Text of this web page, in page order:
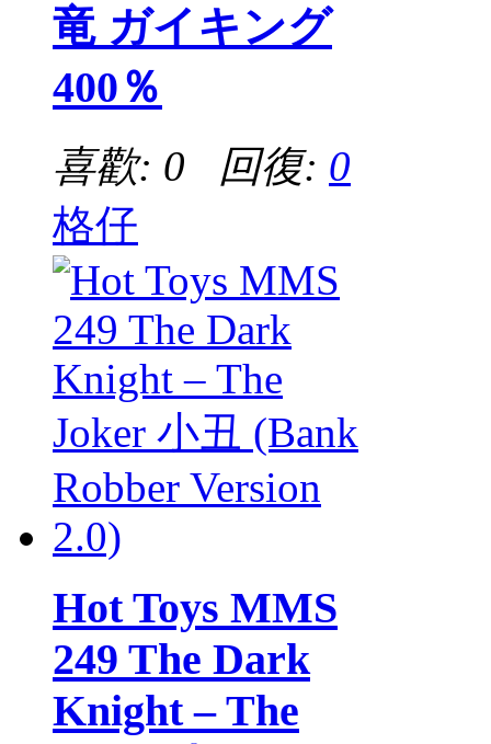
竜 ガイキング
400％
喜歡: 0 回復: 0
格仔
Hot Toys MMS
249 The Dark
Knight – The